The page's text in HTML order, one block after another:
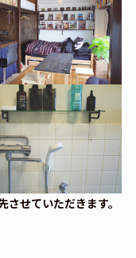
せていただきます。